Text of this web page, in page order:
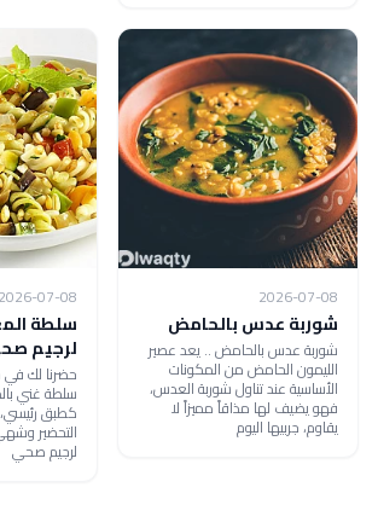
2026-07-08
شوربة عدس بالحامض
شوربة عدس بالحامض .. يعد عصير
الليمون الحامض من المكونات
الأساسية عند تناول شوربة العدس،
فهو يضيف لها مذاقاً مميزاً لا
يقاوم، جربيها اليوم
2026-07-08
سلطة
لرجيم
حضرنا لك
سلطة غني
كطبق رئيسي،
التحضير
لرجيم صحي